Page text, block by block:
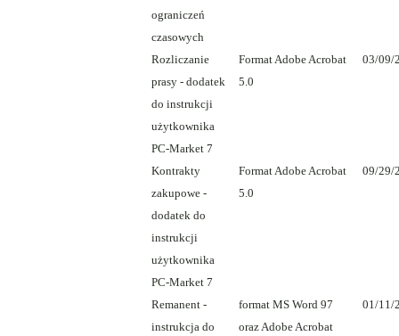
ograniczeń
czasowych
Rozliczanie
prasy - dodatek
do instrukcji
użytkownika
PC-Market 7
Format Adobe Acrobat
5.0
03/09/
Kontrakty
zakupowe -
dodatek do
instrukcji
użytkownika
PC-Market 7
Format Adobe Acrobat
5.0
09/29/
Remanent -
instrukcja do
format MS Word 97
oraz Adobe Acrobat
01/11/